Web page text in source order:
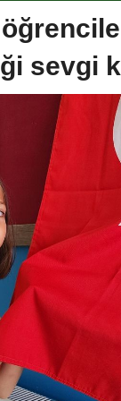
sevgi
karar